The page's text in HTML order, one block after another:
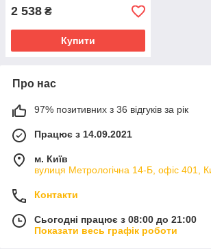
2 538 ₴
Купити
Про нас
97% позитивних з 36 відгуків за рік
Працює з 14.09.2021
м. Київ
вулиця Метрологічна 14-Б, офіс 401,
Контакти
Сьогодні працює з 08:00 до 21:00
Показати весь графік роботи